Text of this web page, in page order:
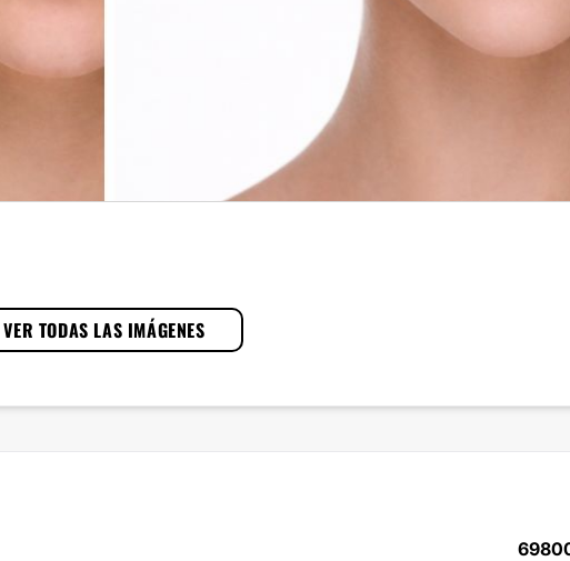
VER TODAS LAS IMÁGENES